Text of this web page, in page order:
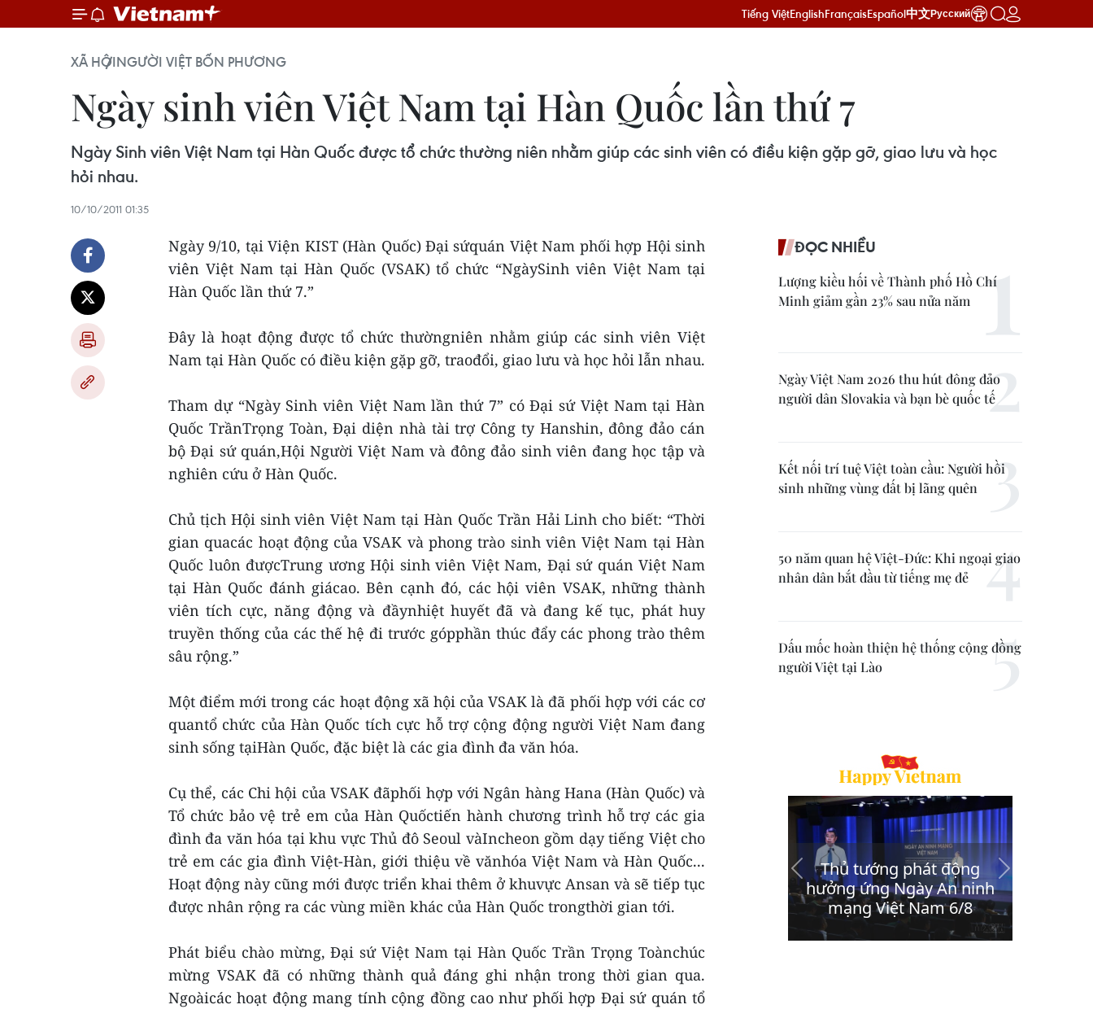
Tiếng ViệtEnglishFrançaisEspañol中文Русский
XÃ HỘINGƯỜI VIỆT BỐN PHƯƠNG
Ngày sinh viên Việt Nam tại Hàn Quốc lần thứ 7
Ngày Sinh viên Việt Nam tại Hàn Quốc được tổ chức thường niên nhằm giúp các sinh viên có điều kiện gặp gỡ, giao lưu và học
hỏi nhau.
10/10/2011 01:35
Ngày 9/10, tại Viện KIST (Hàn Quốc) Đại sứquán Việt Nam phối hợp Hội sinh
viên Việt Nam tại Hàn Quốc (VSAK) tổ chức “NgàySinh viên Việt Nam tại
Hàn Quốc lần thứ 7.”
Đây là hoạt động được tổ chức thườngniên nhằm giúp các sinh viên Việt
Nam tại Hàn Quốc có điều kiện gặp gỡ, traođổi, giao lưu và học hỏi lẫn nhau.
Tham dự “Ngày Sinh viên Việt Nam lần thứ 7” có Đại sứ Việt Nam tại Hàn
Quốc TrầnTrọng Toàn, Đại diện nhà tài trợ Công ty Hanshin, đông đảo cán
bộ Đại sứ quán,Hội Người Việt Nam và đông đảo sinh viên đang học tập và
nghiên cứu ở Hàn Quốc.
Chủ tịch Hội sinh viên Việt Nam tại Hàn Quốc Trần Hải Linh cho biết: “Thời
gian quacác hoạt động của VSAK và phong trào sinh viên Việt Nam tại Hàn
Quốc luôn đượcTrung ương Hội sinh viên Việt Nam, Đại sứ quán Việt Nam
tại Hàn Quốc đánh giácao. Bên cạnh đó, các hội viên VSAK, những thành
viên tích cực, năng động và đầynhiệt huyết đã và đang kế tục, phát huy
truyền thống của các thế hệ đi trước gópphần thúc đẩy các phong trào thêm
sâu rộng.”
Một điểm mới trong các hoạt động xã hội của VSAK là đã phối hợp với các cơ
quantổ chức của Hàn Quốc tích cực hỗ trợ cộng động người Việt Nam đang
sinh sống tạiHàn Quốc, đặc biệt là các gia đình đa văn hóa.
Cụ thể, các Chi hội của VSAK đãphối hợp với Ngân hàng Hana (Hàn Quốc) và
Tổ chức bảo vệ trẻ em của Hàn Quốctiến hành chương trình hỗ trợ các gia
đình đa văn hóa tại khu vực Thủ đô Seoul vàIncheon gồm dạy tiếng Việt cho
trẻ em các gia đình Việt-Hàn, giới thiệu về vănhóa Việt Nam và Hàn Quốc...
Hoạt động này cũng mới được triển khai thêm ở khuvực Ansan và sẽ tiếp tục
được nhân rộng ra các vùng miền khác của Hàn Quốc trongthời gian tới.
Phát biểu chào mừng, Đại sứ Việt Nam tại Hàn Quốc Trần Trọng Toànchúc
mừng VSAK đã có những thành quả đáng ghi nhận trong thời gian qua.
Ngoàicác hoạt động mang tính cộng đồng cao như phối hợp Đại sứ quán tổ
ĐỌC NHIỀU
Lượng kiều hối về Thành phố Hồ Chí
Minh giảm gần 23% sau nửa năm
Ngày Việt Nam 2026 thu hút đông đảo
người dân Slovakia và bạn bè quốc tế
Kết nối trí tuệ Việt toàn cầu: Người hồi
sinh những vùng đất bị lãng quên
50 năm quan hệ Việt-Đức: Khi ngoại giao
nhân dân bắt đầu từ tiếng mẹ đẻ
Dấu mốc hoàn thiện hệ thống cộng đồng
người Việt tại Lào